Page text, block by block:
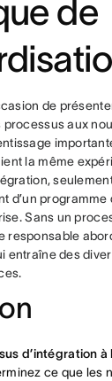
de
de
aux
la même
d’un programme
Sans un
responsable
entraîne des
d’intégration à
ce que les